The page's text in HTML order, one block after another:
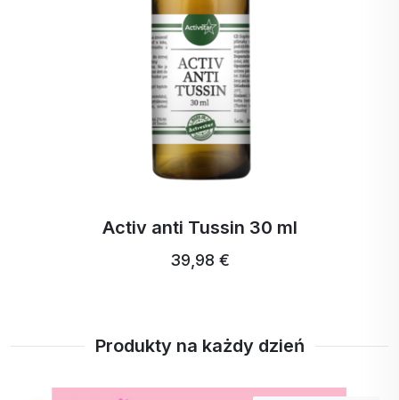
eterycznym
Tymol i karwakrol Jest dobry do
tłumienia przeziębień, kaszlu,
bólu gardła i infekcji w jamie
ustnej. Jest doskonałym
środkiem dezynfekującym płuca
i drogi oddechowe.
Czarny bez (Sambucus nigra) -
w celu poprawy kondycji w
chorobach gorączkowych i tzw.
chorobach przeziębieniowych.
Activ Mucol 30 ml
38,32 €
Produkty na każdy dzień